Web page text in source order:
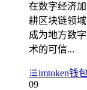
在数字经济
耕区块链领
成为地方数
术的可信...
imtoken钱
09